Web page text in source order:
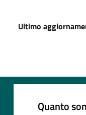
Ultimo
Quanto